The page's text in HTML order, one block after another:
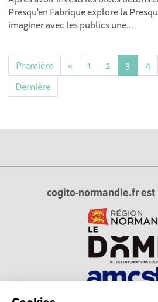
Presqu'en Fabrique explore la
imaginer avec les publics une...
Première « 1 2 3 4
Dernière
cogito-normandie.fr